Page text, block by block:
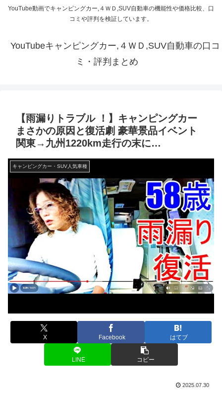
YouTube動画でキャンピングカー,４ＷＤ,SUV自動車の機能性や価格比較、口
コミや評判を検証しています。
YouTubeキャンピングカー,４ＷＤ,SUV自動車の口コ
ミ・評判まとめ
【雨漏りトラブル ！】キャンピングカー
まさかの原因と復活劇 豪華景品イベント
関東→九州1220km走行の末に…
キャンピングカー・SUV人気車種
X Facebook はてブ
LINE コピー
2025.07.30